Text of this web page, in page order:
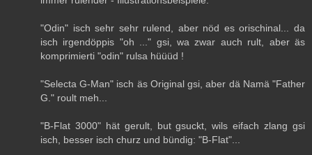
"Odin" isch sehr sehr rulend, aber nöd es orischinal... da
isch irgendöppis "oh ..." gsi, wa zwar auch rult, aber äs
komprimierti "odin" rulsa hüüüd !
"Selecta G-Man" isch äs Original gsi, aber dä Namä "Father
G." roult meh...
"B-Flat 3000" hät gerult, but gsuckt, wils eifach zlang gsi
isch, besser isch churz und bündig: "B-Flat"...